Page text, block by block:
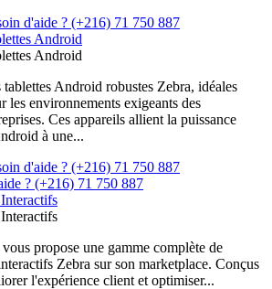
d'aide ? (+216) 71 750 887
Android
Android
tablettes Android robustes Zebra, idéales
les environnements exigeants des
Ces appareils allient la puissance
à une...
d'aide ? (+216) 71 750 887
? (+216) 71 750 887
vous propose une gamme complète de
Zebra sur son marketplace. Conçus
l'expérience client et optimiser...